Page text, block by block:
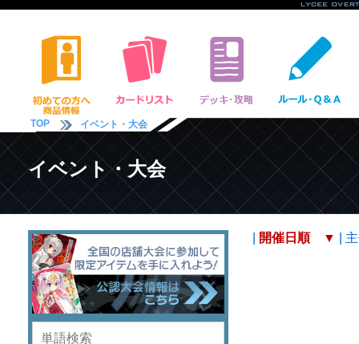
TOP イベント・大会
イベント・大会
開催日順▼